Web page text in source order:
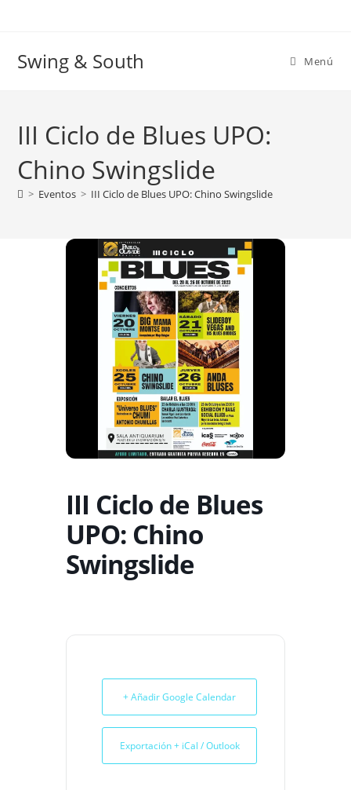
Swing & South Menú
III Ciclo de Blues UPO:
Chino Swingslide
> Eventos > III Ciclo de Blues UPO: Chino Swingslide
III Ciclo de Blues
UPO: Chino
Swingslide
+ Añadir Google Calendar
Exportación + iCal / Outlook